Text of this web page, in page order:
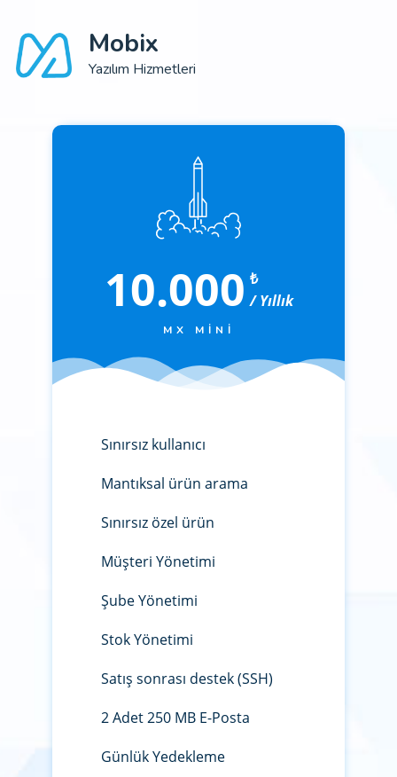
Mobix
Yazılım Hizmetleri
10.000 ₺
/ Yıllık
MX MINI
Sınırsız kullanıcı
Mantıksal ürün arama
Sınırsız özel ürün
Müşteri Yönetimi
Şube Yönetimi
Stok Yönetimi
Satış sonrası destek (SSH)
2 Adet 250 MB E-Posta
Günlük Yedekleme